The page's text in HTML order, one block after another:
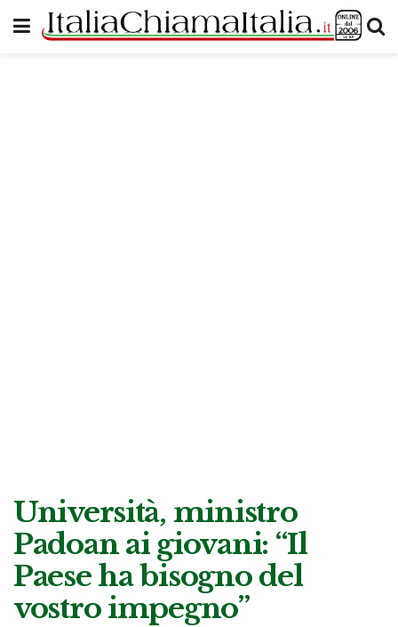
Università, ministro
Padoan ai giovani: “Il
Paese ha bisogno del
vostro impegno”